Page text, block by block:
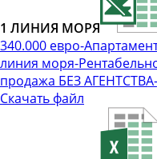
1 ЛИНИЯ МОРЯ
340.000 евро-
линия моря-
продажа БЕЗ
Скачать файл